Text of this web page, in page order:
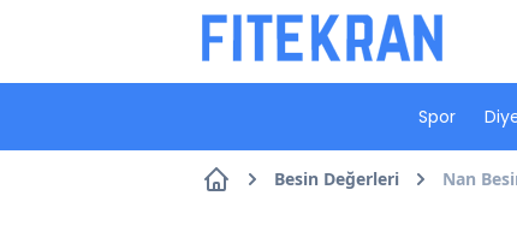
Spor
Besin Değerleri Nan